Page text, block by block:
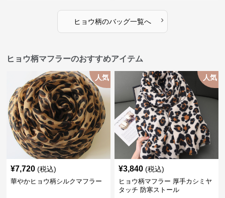
ヒョウ柄のバッグ一覧へ ›
ヒョウ柄マフラーのおすすめアイテム
人気
¥7,720 (税込)
華やかヒョウ柄シルクマフラー
人気
¥3,840 (税込)
ヒョウ柄マフラー 厚手カシミヤ
タッチ 防寒ストール